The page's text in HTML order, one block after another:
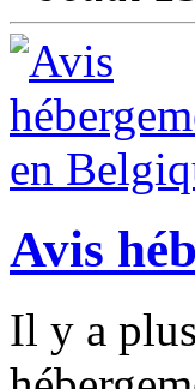
Avis
Il y a